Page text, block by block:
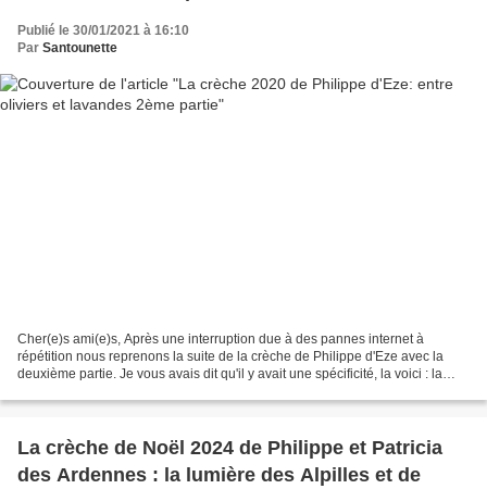
Publié le 30/01/2021 à 16:10
Par Santounette
Cher(e)s ami(e)s, Après une interruption due à des pannes internet à
répétition nous reprenons la suite de la crèche de Philippe d'Eze avec la
deuxième partie. Je vous avais dit qu'il y avait une spécificité, la voici : la
La crèche de Noël 2024 de Philippe et Patricia
des Ardennes : la lumière des Alpilles et de